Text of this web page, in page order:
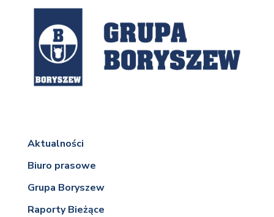
Aktualności
Biuro prasowe
Grupa Boryszew
Raporty Bieżące